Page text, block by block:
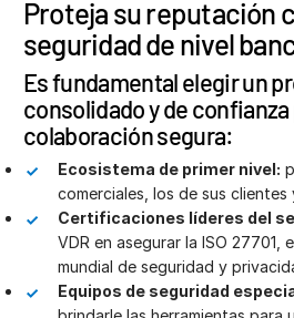
Proteja su reputación
seguridad de nivel
Es fundamental elegir un
consolidado y de confianza
colaboración segura:
Ecosistema de primer nivel:
comerciales, los de sus clientes
Certificaciones líderes del
VDR en asegurar la ISO 27701,
mundial de seguridad y
Equipos de seguridad